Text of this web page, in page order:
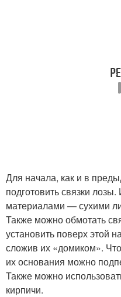
Для начала, как и в
подготовить связки
материалами — сухими
Также можно обмотать
установить поверх этой
сложив их «домиком».
их основания можно
Также можно
кирпичи.